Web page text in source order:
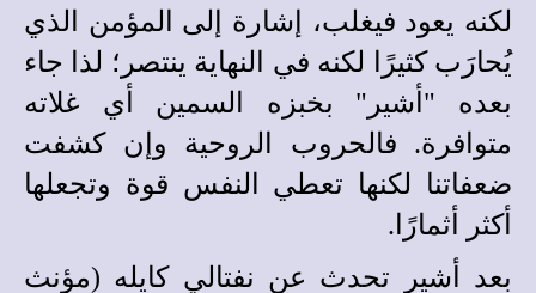
لكنه يعود فيغلب، إشارة إلى المؤمن الذي
يُحارَب كثيرًا لكنه في النهاية ينتصر؛ لذا جاء
بعده "أشير" بخبزه السمين أي غلاته
متوافرة. فالحروب الروحية وإن كشفت
ضعفاتنا لكنها تعطي النفس قوة وتجعلها
أكثر أثمارًا.
بعد أشير تحدث عن نفتالي كايله (مؤنث